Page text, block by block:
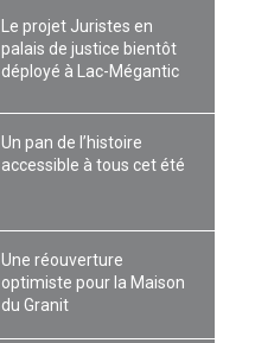
Le projet Juristes en
palais de justice bientôt
déployé à Lac-Mégantic
Un pan de l’histoire
accessible à tous cet été
Une réouverture
optimiste pour la Maison
du Granit